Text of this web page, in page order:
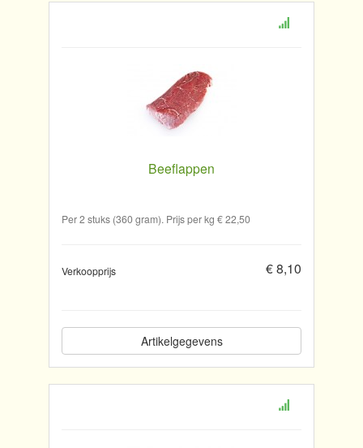
Beeflappen
Per 2 stuks (360 gram). Prijs per kg € 22,50
Verkoopprijs € 8,10
Artikelgegevens